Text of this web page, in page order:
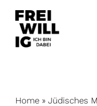
content
Home » Jüdisches